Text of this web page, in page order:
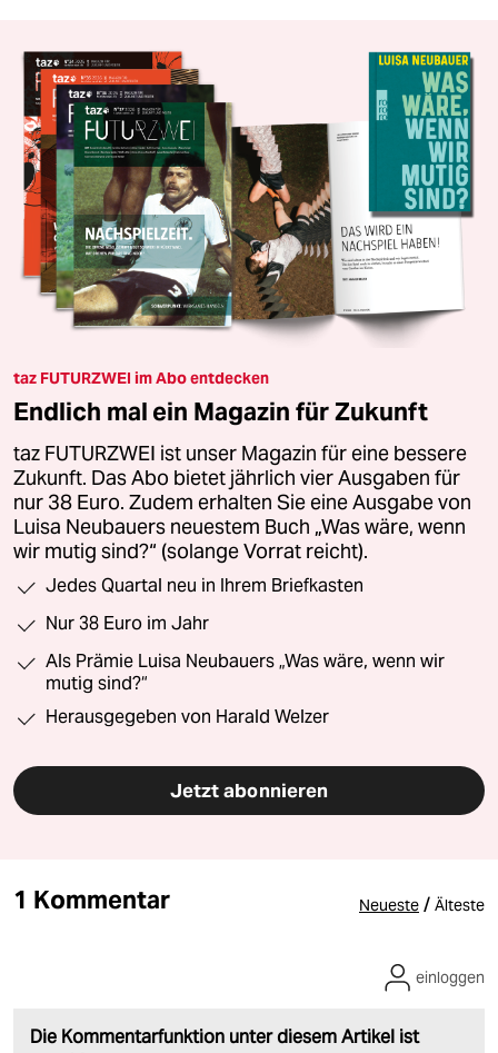
taz FUTURZWEI im Abo entdecken
Endlich mal ein Magazin für Zukunft
taz FUTURZWEI ist unser Magazin für eine bessere
Zukunft. Das Abo bietet jährlich vier Ausgaben für
nur 38 Euro. Zudem erhalten Sie eine Ausgabe von
Luisa Neubauers neuestem Buch „Was wäre, wenn
wir mutig sind?“ (solange Vorrat reicht).
Jedes Quartal neu in Ihrem Briefkasten
Nur 38 Euro im Jahr
Als Prämie Luisa Neubauers „Was wäre, wenn wir
mutig sind?“
Herausgegeben von Harald Welzer
Jetzt abonnieren
1 Kommentar Neueste / Älteste
Die Kommentarfunktion unter diesem Artikel ist
einloggen